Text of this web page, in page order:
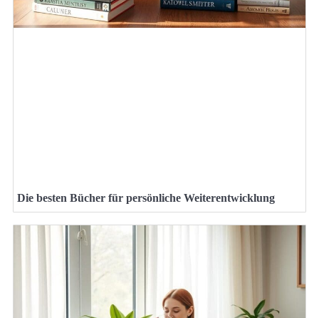
Die besten Bücher für persönliche Weiterentwicklung